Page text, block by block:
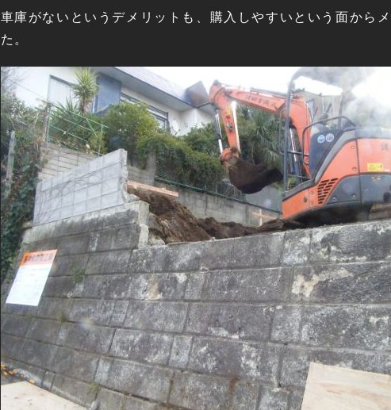
車庫がないというデメリットも、購入しやすいという面から
た。